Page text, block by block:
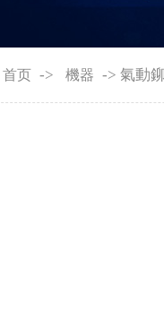
首页 -> 機器 -> 氣動